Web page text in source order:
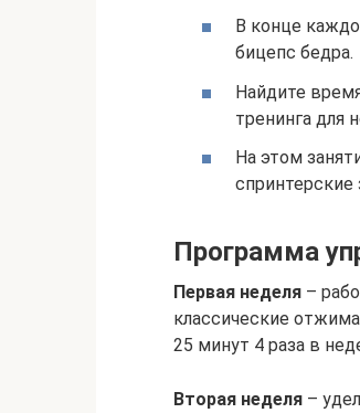
В конце
бицепс бедра.
Найдите
тренинга для
На этом
Программа
Первая неделя –
классические
25 минут 4 раза в
Вторая неделя –